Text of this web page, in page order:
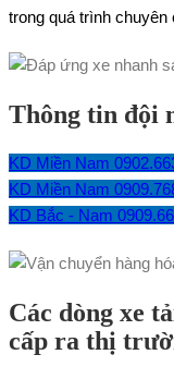
trong quá trình chuyên
Thông tin đội
KD Miền Nam
KD Miền Nam
KD Bắc - Nam
Các dòng xe
cấp ra thị